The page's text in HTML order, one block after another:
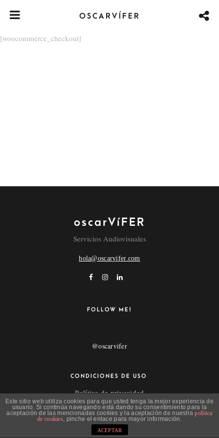
OSCARVÍFER
[woocommerce_checkout]
oscarVíFER
Servicios Audiovisuales
hola@oscarvifer.com
FOLLOW ME!
@oscarvifer
CONDICIONES DE USO
Política de privacidad
Aviso Legal
Este sitio web utiliza cookies para que usted tenga la mejor experiencia de
usuario. Si continúa navegando está dando su consentimiento para la
aceptación de las mencionadas cookies y la aceptación de nuestrapolítica
de cookies, pinche el enlace para mayor información.
ACEPTAR